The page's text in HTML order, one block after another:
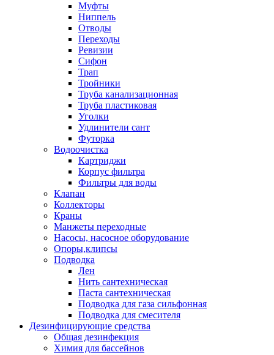
Муфты
Ниппель
Отводы
Переходы
Ревизии
Сифон
Трап
Тройники
Труба канализационная
Труба пластиковая
Уголки
Удлинители сант
Футорка
Водоочистка
Картриджи
Корпус фильтра
Фильтры для воды
Клапан
Коллекторы
Краны
Манжеты переходные
Насосы, насосное оборудование
Опоры,клипсы
Подводка
Лен
Нить сантехническая
Паста сантехническая
Подводка для газа сильфонная
Подводка для смесителя
Дезинфицирующие средства
Общая дезинфекция
Химия для бассейнов